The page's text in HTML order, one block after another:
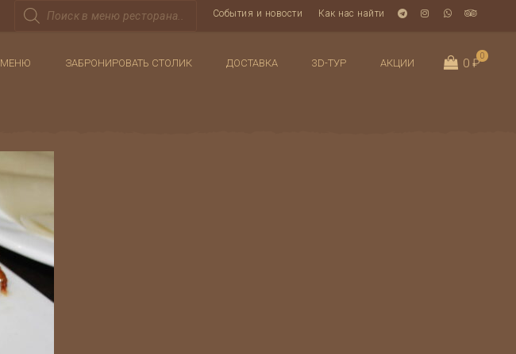
Поиск
товаров
События и новости Как нас найти
0
0 ₽
МЕНЮ ЗАБРОНИРОВАТЬ СТОЛИК ДОСТАВКА 3D-ТУР АКЦИИ